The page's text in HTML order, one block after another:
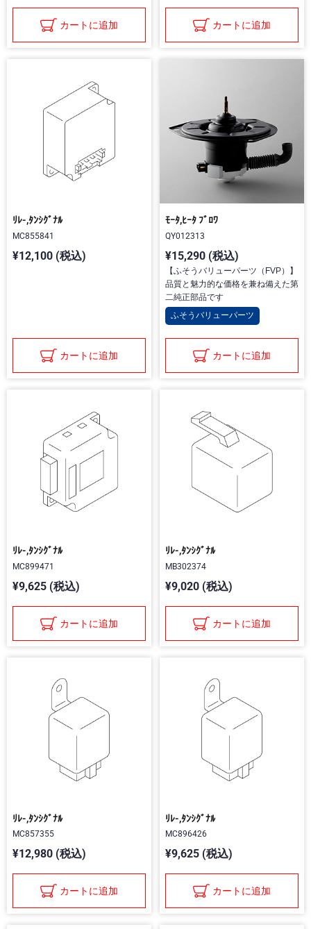
カートに追加 カートに追加
ﾘﾚ-,ﾀﾝｼｸﾞﾅﾙ
MC855841
¥12,100 (税込)
カートに追加
ﾓｰﾀ,ﾋｰﾀ ﾌﾞﾛﾜ
QY012313
¥15,290 (税込)
【ふそうバリューパーツ（FVP）】
品質と魅力的な価格を兼ね備えた第
二純正部品です
ふそうバリューパーツ
カートに追加
ﾘﾚ-,ﾀﾝｼｸﾞﾅﾙ
MC899471
¥9,625 (税込)
カートに追加
ﾘﾚ-,ﾀﾝｼｸﾞﾅﾙ
MB302374
¥9,020 (税込)
カートに追加
ﾘﾚ-,ﾀﾝｼｸﾞﾅﾙ
MC857355
¥12,980 (税込)
カートに追加
ﾘﾚ-,ﾀﾝｼｸﾞﾅﾙ
MC896426
¥9,625 (税込)
カートに追加